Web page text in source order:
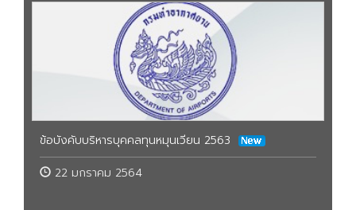
ข้อบังคับบริหารบุคคลทุนหมุนเวียน 2563
22 มกราคม 2564